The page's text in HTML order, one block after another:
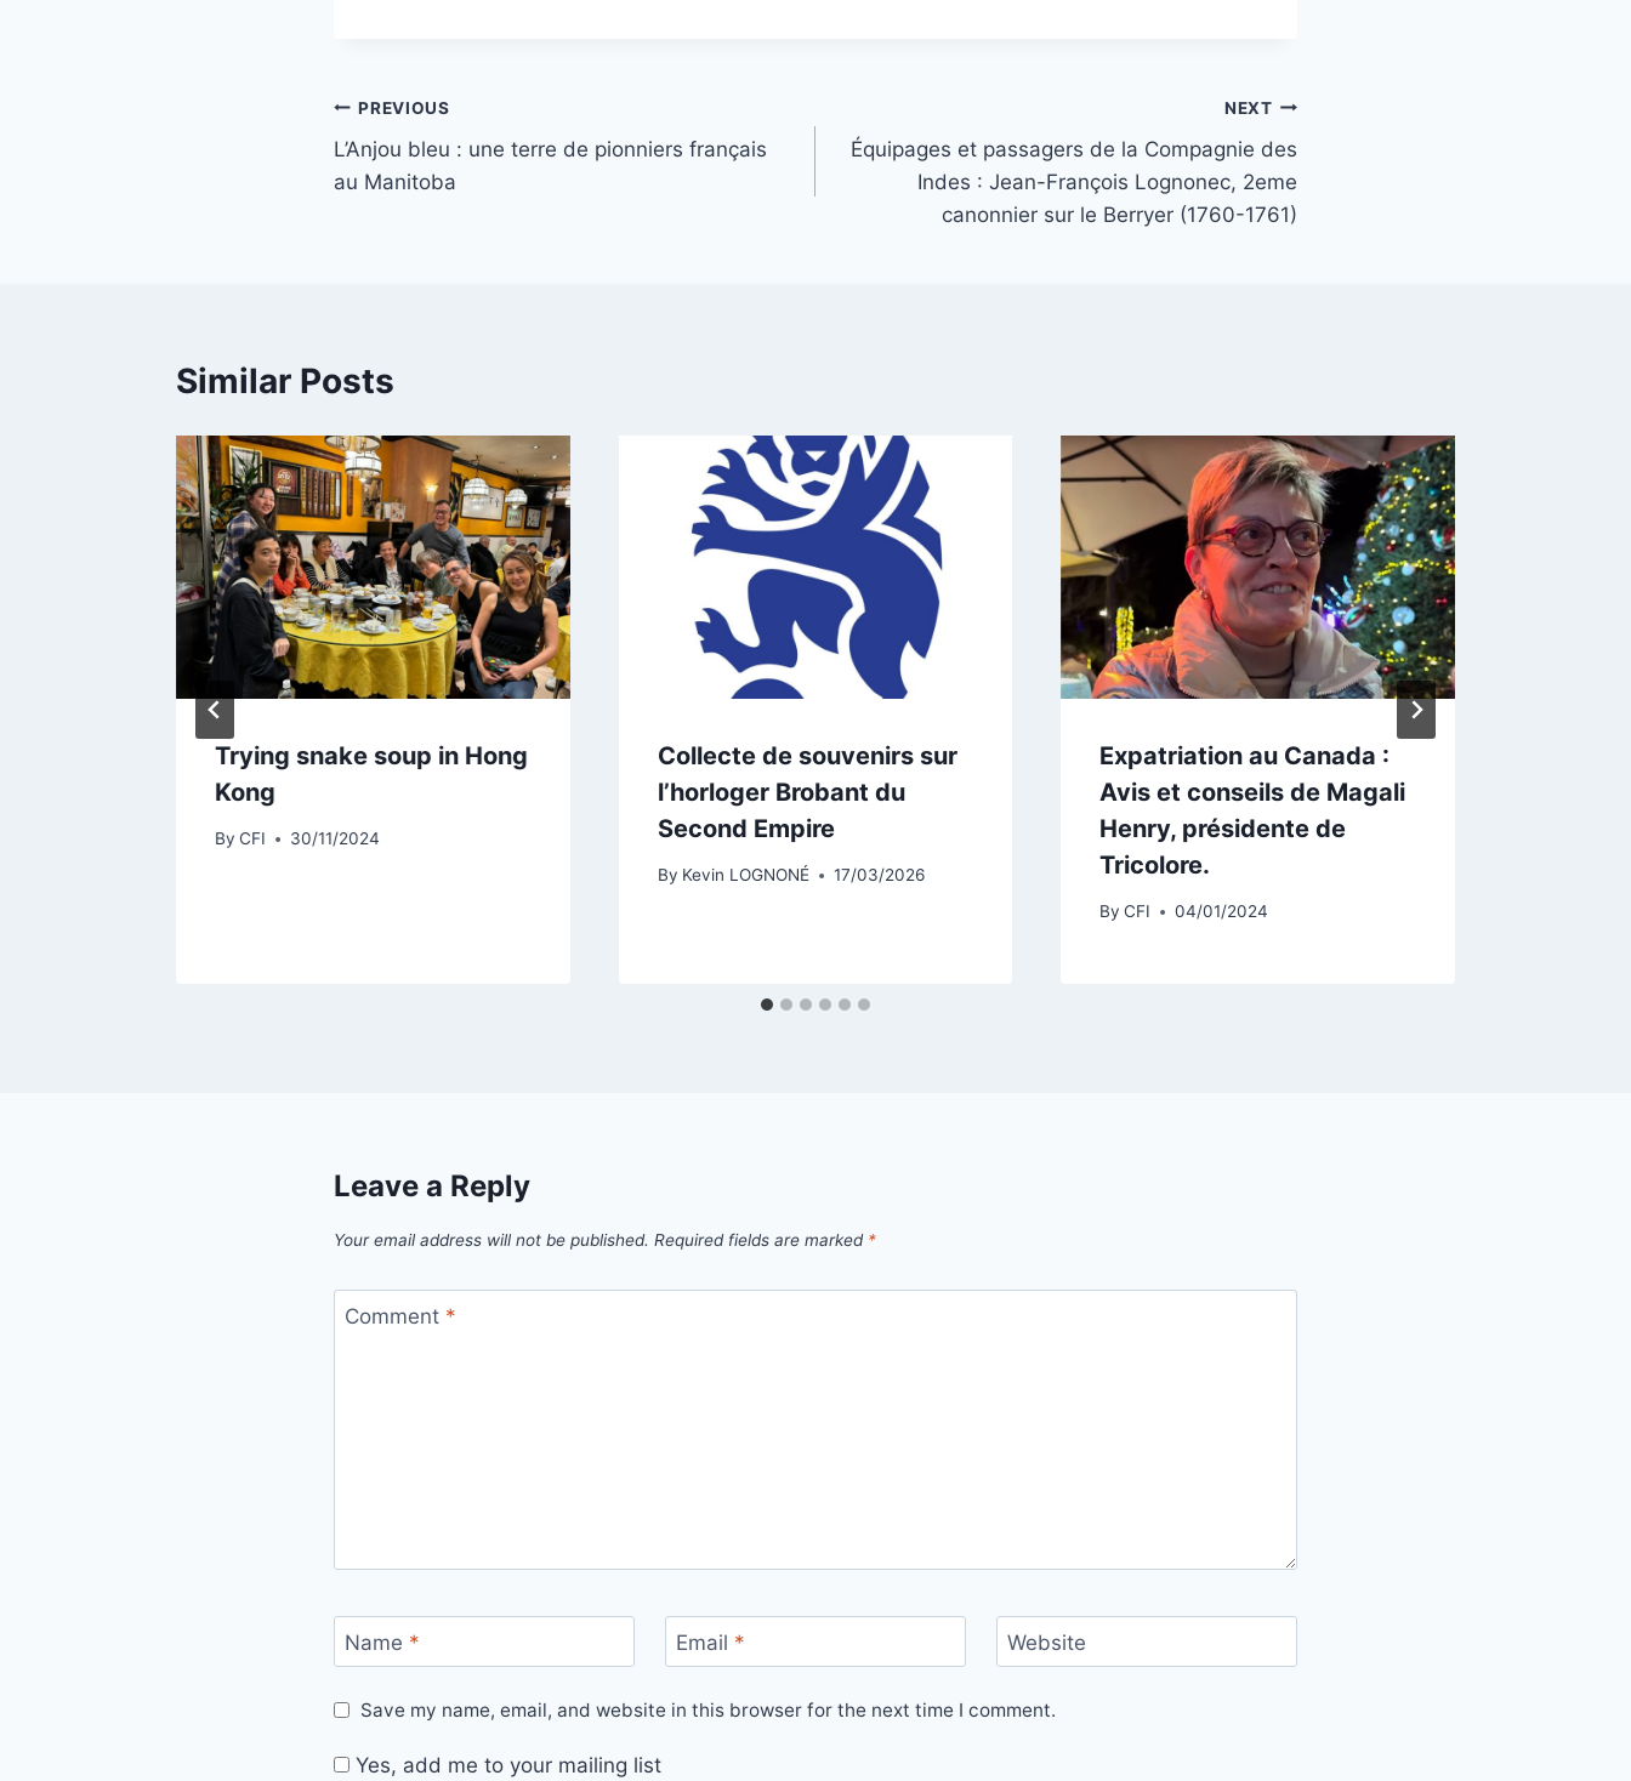
Post
navigation
PREVIOUS
L’Anjou bleu : une terre de pionniers français
au Manitoba
NEXT
Équipages et passagers de la Compagnie des
Indes : Jean-François Lognonec, 2eme
canonnier sur le Berryer (1760-1761)
Similar Posts
Trying snake soup in Hong
Kong
By CFI 30/11/2024
Collecte de souvenirs sur
l’horloger Brobant du
Second Empire
By Kevin LOGNONÉ 17/03/2026
Expatriation au Canada :
Avis et conseils de Magali
Henry, présidente de
Tricolore.
By CFI 04/01/2024
Leave a Reply
Your email address will not be published. Required fields are marked *
Comment *
Name * Email * Website
Save my name, email, and website in this browser for the next time I comment.
Yes, add me to your mailing list